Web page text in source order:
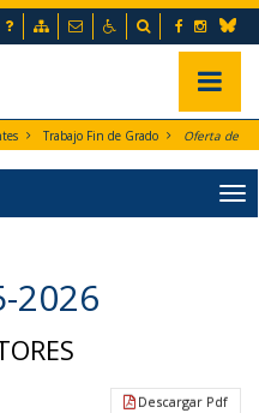
(alt + s)
Facebook
Preguntas frecuentes
Mapa webContactoAccesibilidad
Buscador
Trabajo Fin de Grado
2026
Descargar Pdf